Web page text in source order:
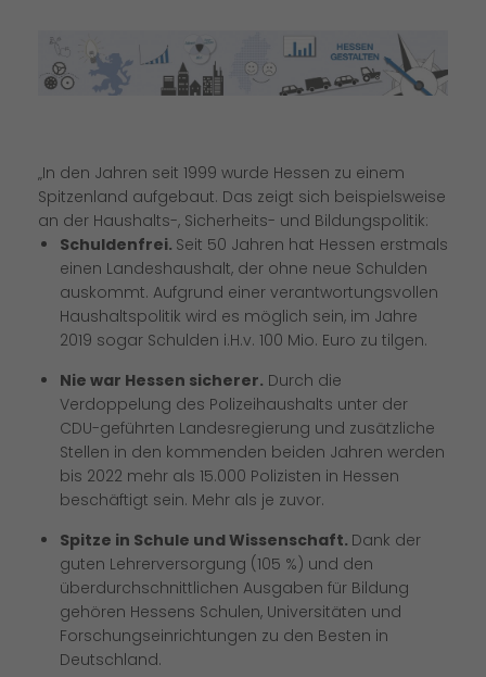
In den Jahren seit 1999 wurde Hessen zu einem
Spitzenland aufgebaut. Das zeigt sich beispielsweise
an der Haushalts-, Sicherheits- und Bildungspolitik:
Schuldenfrei. Seit 50 Jahren hat Hessen erstmals
einen Landeshaushalt, der ohne neue Schulden
auskommt. Aufgrund einer verantwortungsvollen
Haushaltspolitik wird es möglich sein, im Jahre
2019 sogar Schulden i.H.v. 100 Mio. Euro zu tilgen.
Nie war Hessen sicherer. Durch die
Verdoppelung des Polizeihaushalts unter der
CDU-geführten Landesregierung und zusätzliche
Stellen in den kommenden beiden Jahren werden
bis 2022 mehr als 15.000 Polizisten in Hessen
beschäftigt sein. Mehr als je zuvor.
Spitze in Schule und Wissenschaft. Dank der
guten Lehrerversorgung (105 %) und den
überdurchschnittlichen Ausgaben für Bildung
gehören Hessens Schulen, Universitäten und
Forschungseinrichtungen zu den Besten in
Deutschland.